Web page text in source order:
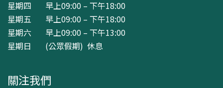
星期四 早上09:00 – 下午18:00
星期五 早上09:00 – 下午18:00
星期六 早上09:00 – 下午13:00
星期日 (公眾假期) 休息
關注我們